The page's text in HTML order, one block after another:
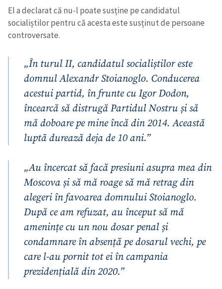
El a declarat că nu-l poate susține pe candidatul
socialiștilor pentru că acesta este susținut de persoane
controversate.
„În turul II, candidatul socialiștilor este
domnul Alexandr Stoianoglo. Conducerea
acestui partid, în frunte cu Igor Dodon,
încearcă să distrugă Partidul Nostru și să
mă doboare pe mine încă din 2014. Această
luptă durează deja de 10 ani.”
„Au încercat să facă presiuni asupra mea din
Moscova și să mă roage să mă retrag din
alegeri în favoarea domnului Stoianoglo.
După ce am refuzat, au început să mă
amenințe cu un nou dosar penal și
condamnare în absență pe dosarul vechi, pe
care l-au pornit tot ei în campania
prezidențială din 2020.”